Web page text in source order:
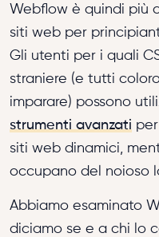
Webflow è quindi più
siti web per
Gli utenti per i quali
straniere (e tutti
imparare) possono
strumenti avanzati
siti web dinamici,
occupano del noioso
Abbiamo esaminato
diciamo se e a chi lo